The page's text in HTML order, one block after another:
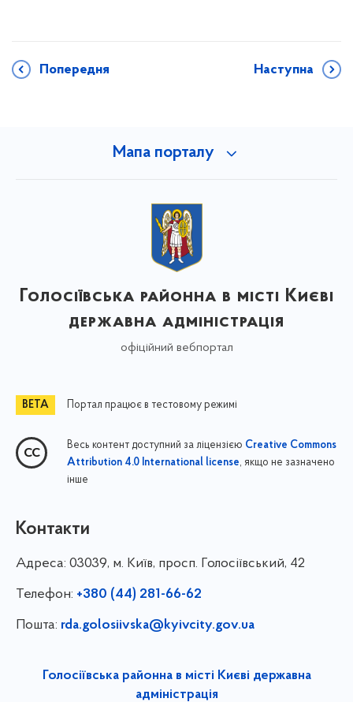
Попередня Наступна
Мапа порталу
Голосіївська районна в місті Києві
державна адміністрація
офіційний вебпортал
Портал працює в тестовому режимі
Весь контент доступний за ліцензією Creative Commons
Attribution 4.0 International license, якщо не зазначено
інше
Контакти
Адреса: 03039, м. Київ, просп. Голосіївський, 42
Телефон: +380 (44) 281-66-62
Пошта: rda.golosiivska@kyivcity.gov.ua
Голосіївська районна в місті Києві державна
адміністрація